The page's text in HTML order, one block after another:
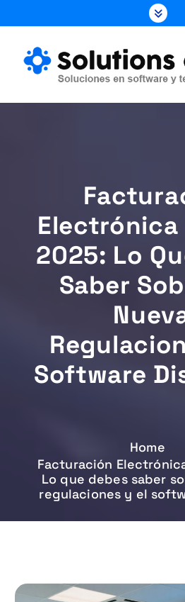
k
c
Electrónica
2025: Lo
Saber
Software
Home
Facturación
Lo que debes saber
regulaciones y el